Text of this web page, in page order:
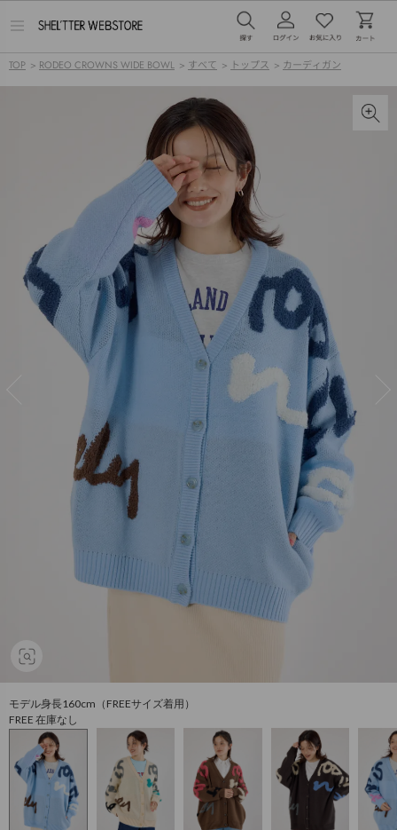
メ
ー
を
TOP > RODEO CROWNS WIDE BOWL > すべて > トップス > カーディガン
モデル身長160cm（FREEサイズ着用）
FREE 在庫なし